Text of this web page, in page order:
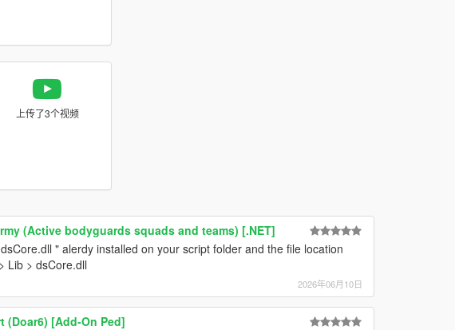
上传了3个视频
(Active bodyguards squads and teams) [.NET]
" alerdy installed on your script folder and the file location
Lib > dsCore.dll
2026年06月10日
(Doar6) [Add-On Ped]